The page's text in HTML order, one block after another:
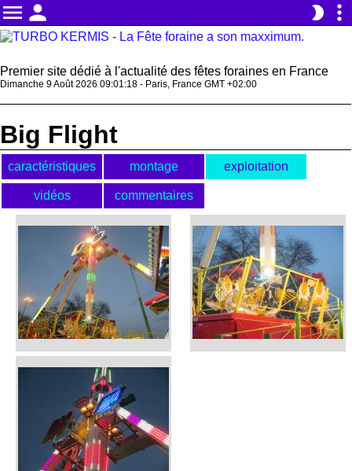
menu person brightness_2 more_vert
Premier site dédié à l'actualité des fêtes foraines en France
Dimanche 9 Août 2026 09:01:18 - Paris, France GMT +02:00
Big Flight
caractéristiques montage exploitation
vidéos commentaires